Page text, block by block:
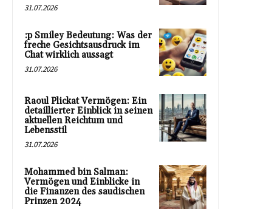
31.07.2026
:p Smiley Bedeutung: Was der
freche Gesichtsausdruck im
Chat wirklich aussagt
31.07.2026
Raoul Plickat Vermögen: Ein
detaillierter Einblick in seinen
aktuellen Reichtum und
Lebensstil
31.07.2026
Mohammed bin Salman:
Vermögen und Einblicke in
die Finanzen des saudischen
Prinzen 2024